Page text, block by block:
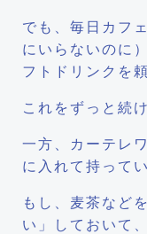
でも、毎日カフ
にいらないのに
フトドリンクを
これをずっと続
一方、カーテレ
に入れて持って
もし、麦茶など
い」しておいて